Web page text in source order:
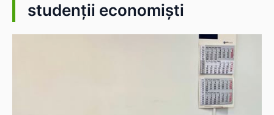
studenții economiști